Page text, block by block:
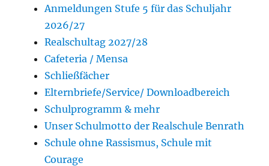
Anmeldungen Stufe 5 für das Schuljahr
2026/27
Realschultag 2027/28
Cafeteria / Mensa
Schließfächer
Elternbriefe/Service/ Downloadbereich
Schulprogramm & mehr
Unser Schulmotto der Realschule Benrath
Schule ohne Rassismus, Schule mit
Courage